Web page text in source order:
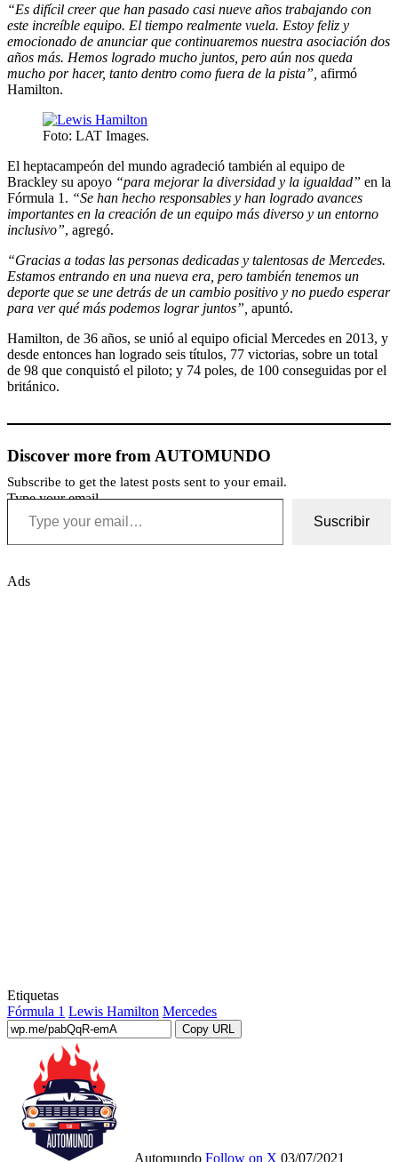
“Es difícil creer que han pasado casi nueve años trabajando con
este increíble equipo. El tiempo realmente vuela. Estoy feliz y
emocionado de anunciar que continuaremos nuestra asociación dos
años más. Hemos logrado mucho juntos, pero aún nos queda
mucho por hacer, tanto dentro como fuera de la pista”, afirmó
Hamilton.
Foto: LAT Images.
El heptacampeón del mundo agradeció también al equipo de
Brackley su apoyo “para mejorar la diversidad y la igualdad” en la
Fórmula 1. “Se han hecho responsables y han logrado avances
importantes en la creación de un equipo más diverso y un entorno
inclusivo”, agregó.
“Gracias a todas las personas dedicadas y talentosas de Mercedes.
Estamos entrando en una nueva era, pero también tenemos un
deporte que se une detrás de un cambio positivo y no puedo esperar
para ver qué más podemos lograr juntos”, apuntó.
Hamilton, de 36 años, se unió al equipo oficial Mercedes en 2013, y
desde entonces han logrado seis títulos, 77 victorias, sobre un total
de 98 que conquistó el piloto; y 74 poles, de 100 conseguidas por el
británico.
Discover more from AUTOMUNDO
Subscribe to get the latest posts sent to your email.
Type your email…
Suscribir
Ads
Etiquetas
Fórmula 1 Lewis Hamilton Mercedes
Copy URL
Automundo Follow on X 03/07/2021